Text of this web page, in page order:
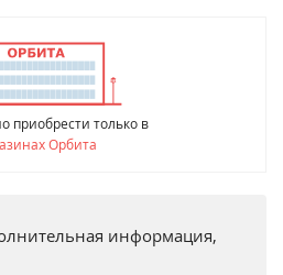
приобрести только в
Орбита
информация,